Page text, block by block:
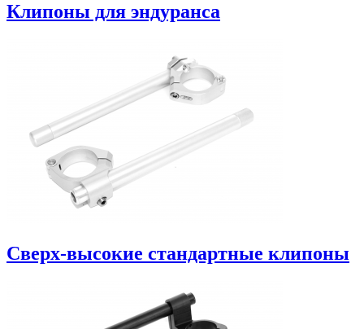
Клипоны для эндуранса
Сверх-высокие стандартные клипоны